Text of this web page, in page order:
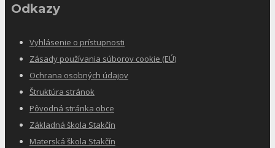
Odkazy
Vyhlásenie o prístupnosti
Zásady používania súborov cookie (EÚ)
Ochrana osobných údajov
Štruktúra stránok
Pôvodná stránka obce
Základná škola Stakčín
Materská škola Stakčín